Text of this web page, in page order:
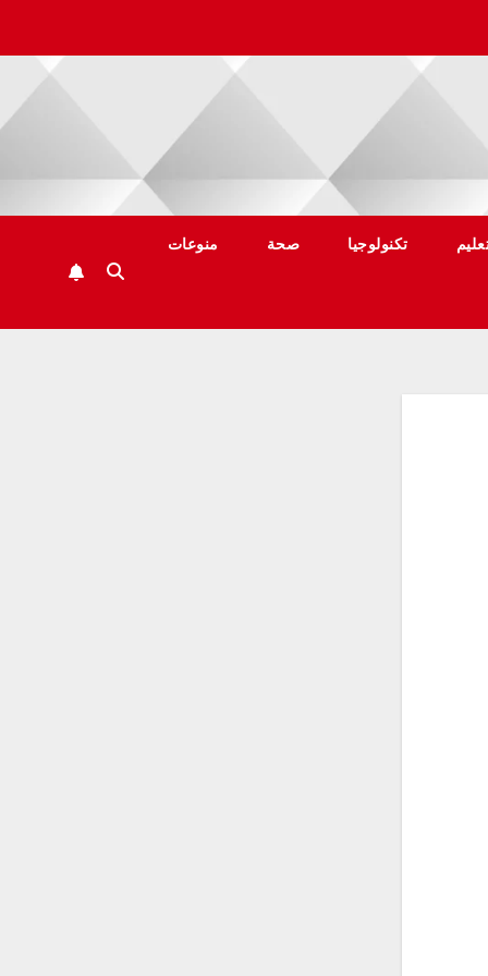
تكنولوجيا صحة منوعات